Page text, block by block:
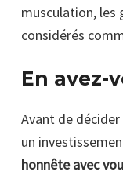
musculation, les
considérés
En avez-
Avant de
un
honnête avec